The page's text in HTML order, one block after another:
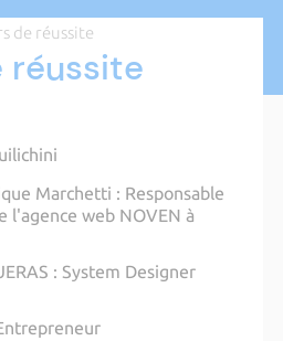
de réussite
réussite
Marchetti : Responsable
l'agence web NOVEN à
: System Designer